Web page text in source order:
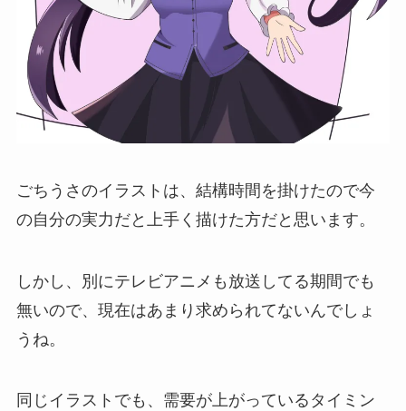
ごちうさのイラストは、結構時間を掛けたので今
の自分の実力だと上手く描けた方だと思います。
しかし、別にテレビアニメも放送してる期間でも
無いので、現在はあまり求められてないんでしょ
うね。
同じイラストでも、需要が上がっているタイミン